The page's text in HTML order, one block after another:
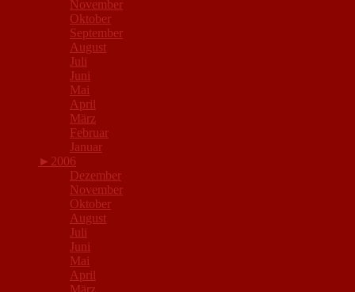
November
Oktober
September
August
Juli
Juni
Mai
April
März
Februar
Januar
► 2006
Dezember
November
Oktober
August
Juli
Juni
Mai
April
März